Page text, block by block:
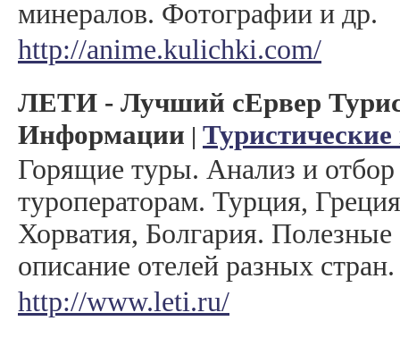
минералов. Фотографии и др.
http://anime.kulichki.com/
ЛЕТИ - Лучший сЕрвер
Информации | Туристические
Горящие туры. Анализ и
туроператорам. Турция,
Хорватия, Болгария.
описание отелей разных стран.
http://www.leti.ru/